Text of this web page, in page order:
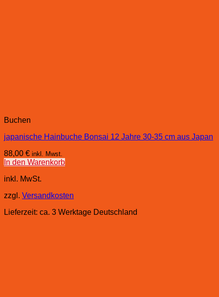
Buchen
japanische Hainbuche Bonsai 12 Jahre 30-35 cm aus Japan
88,00 € inkl. Mwst.
In den Warenkorb
inkl. MwSt.
zzgl. Versandkosten
Lieferzeit: ca. 3 Werktage Deutschland